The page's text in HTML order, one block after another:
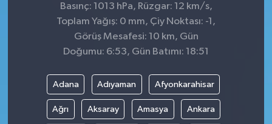
Basınç: 1013 hPa, Rüzgar: 12 km/s,
Toplam Yağış: 0 mm, Çiy Noktası: -1,
Görüş Mesafesi: 10 km, Gün
Doğumu: 6:53, Gün Batımı: 18:51
Adana Adıyaman Afyonkarahisar
Ağrı Aksaray Amasya Ankara